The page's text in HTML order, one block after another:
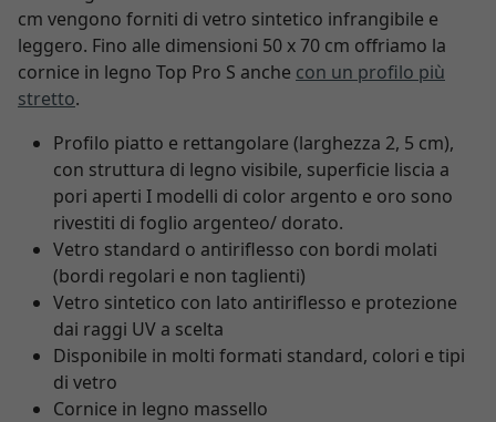
cm vengono forniti di vetro sintetico infrangibile e
leggero. Fino alle dimensioni 50 x 70 cm offriamo la
cornice in legno Top Pro S anche con un profilo più
stretto.
Profilo piatto e rettangolare (larghezza 2, 5 cm),
con struttura di legno visibile, superficie liscia a
pori aperti I modelli di color argento e oro sono
rivestiti di foglio argenteo/ dorato.
Vetro standard o antiriflesso con bordi molati
(bordi regolari e non taglienti)
Vetro sintetico con lato antiriflesso e protezione
dai raggi UV a scelta
Disponibile in molti formati standard, colori e tipi
di vetro
Cornice in legno massello